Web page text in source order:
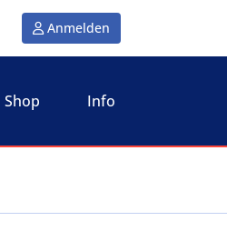
Anmelden
Shop Info